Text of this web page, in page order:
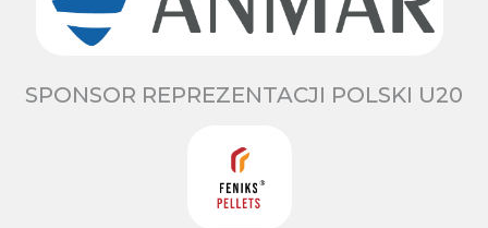
SPONSOR REPREZENTACJI POLSKI U20